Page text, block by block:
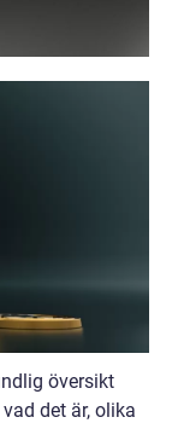
översikt
det är, olika